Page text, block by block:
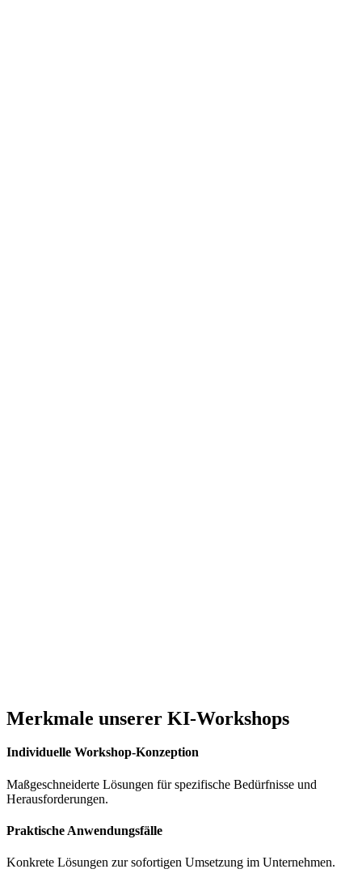
Merkmale unserer KI-Workshops
Individuelle Workshop-Konzeption
Maßgeschneiderte Lösungen für spezifische Bedürfnisse und
Herausforderungen.
Praktische Anwendungsfälle
Konkrete Lösungen zur sofortigen Umsetzung im Unternehmen.